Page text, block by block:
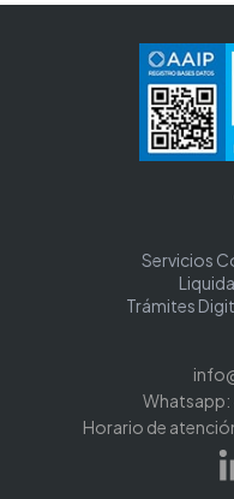
Servicios
Trámites
Whatsapp:
Horario de